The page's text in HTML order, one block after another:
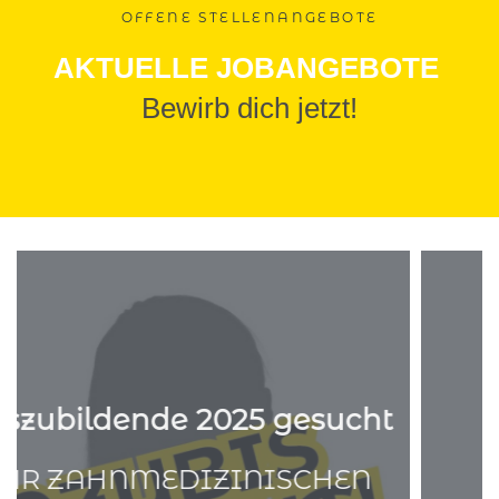
OFFENE STELLENANGEBOTE
AKTUELLE JOBANGEBOTE
Bewirb dich jetzt!
ZFA - in Voll- oder Teilzeit
gesucht
Lebenslauf oder weitere Unterlagen (PDF,
Einverständnis-Erklärung (Pflichtfeld)